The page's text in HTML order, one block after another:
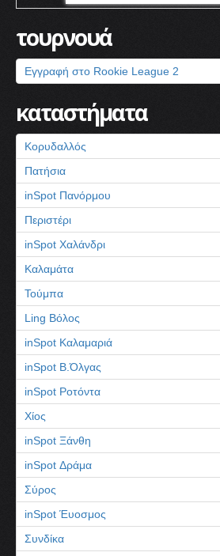
τουρνουά
Εγγραφή στο Rookie League 2
καταστήματα
Κορυδαλλός
Πατήσια
inSpot Πανόρμου
Περιστέρι
inSpot Χαλάνδρι
Καλαμάτα
Τούμπα
Ling Βόλος
inSpot Καλαμαριά
inSpot Β.Όλγας
inSpot Ροτόντα
Χίος
inSpot Ξάνθη
inSpot Δράμα
Σύρος
inSpot Έυοσμος
Συνδίκα